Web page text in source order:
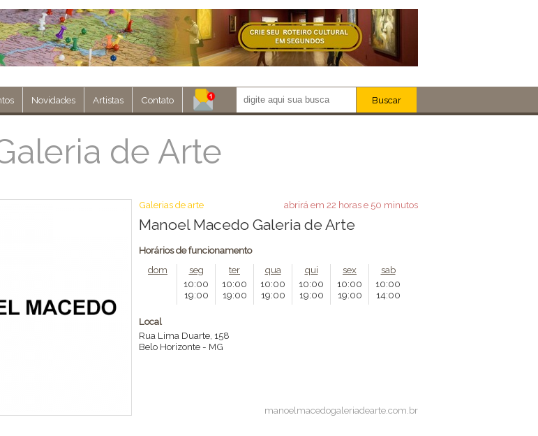
Novidades Artistas Contato Buscar
de Arte
abrirá em 22 horas e 50 minutos
Galerias de arte
Manoel Macedo Galeria de Arte
Horários de funcionamento
dom
seg
10:00
19:00
ter
10:00
19:00
qua
10:00
19:00
qui
10:00
19:00
sex
10:00
19:00
sab
10:00
14:00
Local
Rua Lima Duarte, 158
Belo Horizonte - MG
manoelmacedogaleriadearte.com.br